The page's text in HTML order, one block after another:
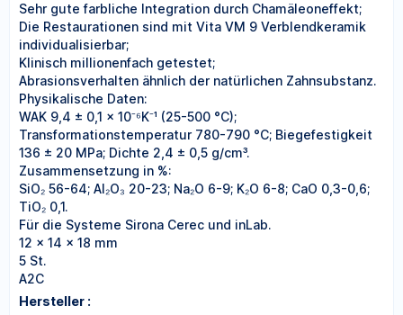
Sehr gute farbliche Integration durch Chamäleoneffekt;
Die Restaurationen sind mit Vita VM 9 Verblendkeramik
individualisierbar;
Klinisch millionenfach getestet;
Abrasionsverhalten ähnlich der natürlichen Zahnsubstanz.
Physikalische Daten:
WAK 9,4 ± 0,1 x 10⁻⁶K⁻¹ (25-500 °C);
Transformationstemperatur 780-790 °C; Biegefestigkeit
136 ± 20 MPa; Dichte 2,4 ± 0,5 g/cm³.
Zusammensetzung in %:
SiO₂ 56-64; Al₂O₃ 20-23; Na₂O 6-9; K₂O 6-8; CaO 0,3-0,6;
TiO₂ 0,1.
Für die Systeme Sirona Cerec und inLab.
12 x 14 x 18 mm
5 St.
A2C
Hersteller :